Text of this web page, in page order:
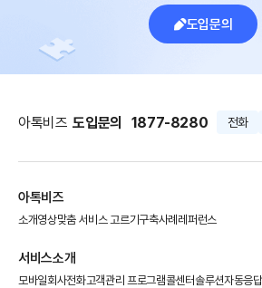
도입문의
아톡비즈 도입문의 1877-8280 전화
아톡비즈
소개영상맞춤 서비스 고르기구축사례 레퍼런스
서비스소개
모바일회사전화고객관리 프로그램콜센터솔루션자동응